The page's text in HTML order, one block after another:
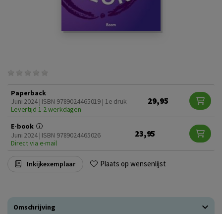
Paperback
Juni 2024 | ISBN 9789024465019 | 1e druk
Levertijd 1-2 werkdagen
29,95
E-book
Juni 2024 | ISBN 9789024465026
Direct via e-mail
23,95
Inkijkexemplaar Plaats op wensenlijst
Omschrijving